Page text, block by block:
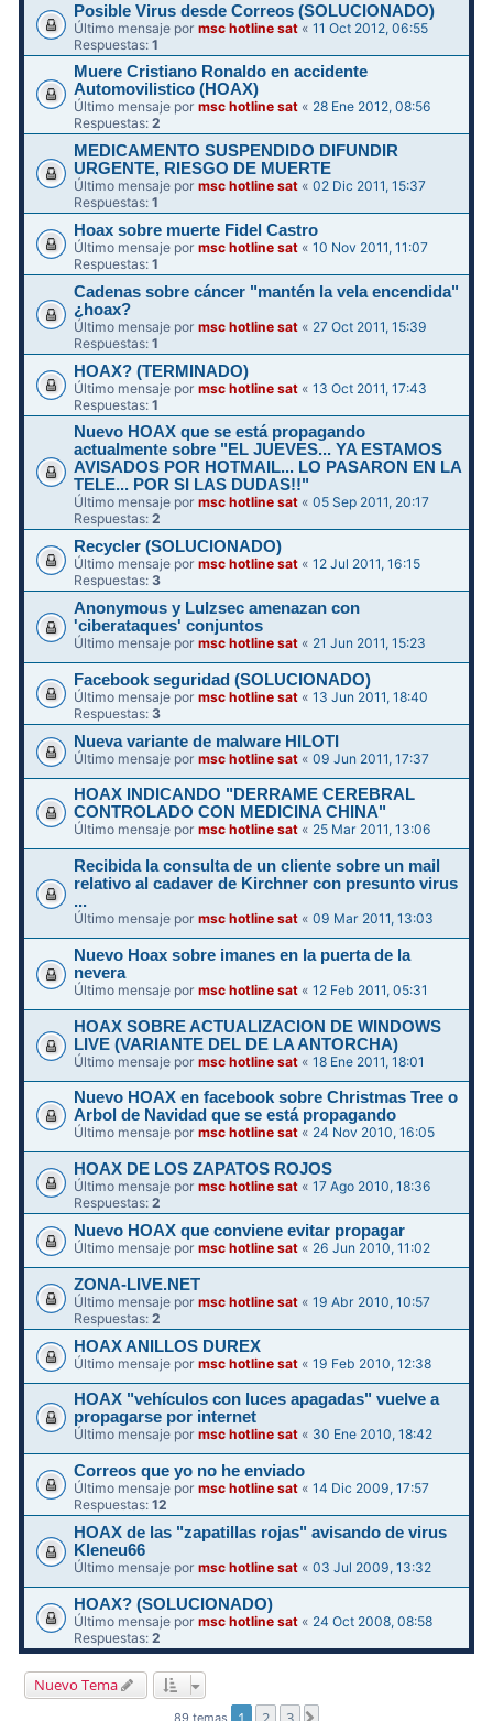
Posible Virus desde Correos (SOLUCIONADO)
Último mensaje pormsc hotline sat «11 Oct 2012, 06:55
Respuestas:1
Muere Cristiano Ronaldo en accidente
Automovilistico (HOAX)
Último mensaje pormsc hotline sat « 28 Ene 2012, 08:56
Respuestas:2
MEDICAMENTO SUSPENDIDO DIFUNDIR
Último mensaje pormsc hotline sat «02 Dic 2011, 15:37
Respuestas:1
Hoax sobre muerte Fidel Castro
Último mensaje pormsc hotline sat «10 Nov 2011, 11:07
Respuestas:1
Cadenas sobre cáncer "mantén la vela encendida"
¿hoax?
Último mensaje pormsc hotline sat « 27 Oct 2011, 15:39
Respuestas:1
HOAX? (TERMINADO)
Último mensaje pormsc hotline sat «13 Oct 2011, 17:43
Respuestas:1
Nuevo HOAX que se está propagando
actualmente sobre "EL JUEVES... YA ESTAMOS
AVISADOS POR HOTMAIL... LO PASARON EN LA
TELE... POR SI LAS DUDAS!!"
Último mensaje pormsc hotline sat «05 Sep 2011, 20:17
Respuestas:2
Recycler (SOLUCIONADO)
Último mensaje pormsc hotline sat «12 Jul 2011, 16:15
Respuestas:3
Anonymous y Lulzsec amenazan con
'ciberataques' conjuntos
Último mensaje pormsc hotline sat « 21 Jun 2011, 15:23
Facebook seguridad (SOLUCIONADO)
Último mensaje pormsc hotline sat «13 Jun 2011, 18:40
Respuestas:3
Nueva variante de malware HILOTI
Último mensaje pormsc hotline sat «09 Jun 2011, 17:37
HOAX INDICANDO "DERRAME CEREBRAL
CONTROLADO CON MEDICINA CHINA"
Último mensaje pormsc hotline sat « 25 Mar 2011, 13:06
Recibida la consulta de un cliente sobre un mail
relativo al cadaver de Kirchner con presunto virus
...
Último mensaje pormsc hotline sat «09 Mar 2011, 13:03
Nuevo Hoax sobre imanes en la puerta de la
nevera
Último mensaje pormsc hotline sat «12 Feb 2011, 05:31
HOAX SOBRE ACTUALIZACION DE WINDOWS
LIVE (VARIANTE DEL DE LA ANTORCHA)
Último mensaje pormsc hotline sat «18 Ene 2011, 18:01
Nuevo HOAX en facebook sobre Christmas Tree o
Arbol de Navidad que se está propagando
Último mensaje pormsc hotline sat « 24 Nov 2010, 16:05
HOAX DE LOS ZAPATOS ROJOS
Último mensaje pormsc hotline sat «17 Ago 2010, 18:36
Respuestas:2
Nuevo HOAX que conviene evitar propagar
Último mensaje pormsc hotline sat « 26 Jun 2010, 11:02
ZONA-LIVE.NET
Último mensaje pormsc hotline sat «19 Abr 2010, 10:57
Respuestas:2
HOAX ANILLOS DUREX
Último mensaje pormsc hotline sat «19 Feb 2010, 12:38
HOAX "vehículos con luces apagadas" vuelve a
propagarse por internet
Último mensaje pormsc hotline sat « 30 Ene 2010, 18:42
Correos que yo no he enviado
Último mensaje pormsc hotline sat «14 Dic 2009, 17:57
Respuestas:12
HOAX de las "zapatillas rojas" avisando de virus
Kleneu66
Último mensaje pormsc hotline sat «03 Jul 2009, 13:32
HOAX? (SOLUCIONADO)
Último mensaje pormsc hotline sat « 24 Oct 2008, 08:58
Respuestas:2
Nuevo Tema
89 temas